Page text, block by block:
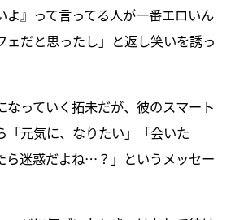
よ』って言ってる人が一番エロいん
ェだと思ったし」と返し笑いを誘っ
なっていく拓未だが、彼のスマート
「元気に、なりたい」「会いた
ら迷惑だよね…？」というメッセー